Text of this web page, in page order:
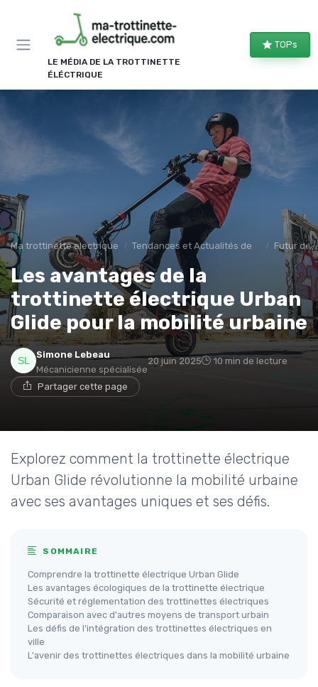
LE MÉDIA DE LA TROTTINETTE
ÉLÉCTRIQUE
TOPs
Ma trottinette electrique Tendances et Actualités des trotinettes éléctriques Futur de
Les avantages de la
trottinette électrique Urban
Glide pour la mobilité urbaine
Simone Lebeau
Mécanicienne spécialisée
20 juin 2025 10 min de lecture
Partager cette page
Explorez comment la trottinette électrique
Urban Glide révolutionne la mobilité urbaine
avec ses avantages uniques et ses défis.
SOMMAIRE
Comprendre la trottinette électrique Urban Glide
Les avantages écologiques de la trottinette électrique
Sécurité et réglementation des trottinettes électriques
Comparaison avec d'autres moyens de transport urbain
Les défis de l'intégration des trottinettes électriques en
ville
L'avenir des trottinettes électriques dans la mobilité urbaine